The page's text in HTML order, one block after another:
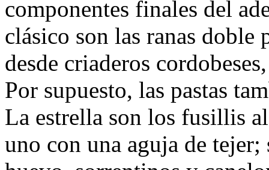
componentes finales del
clásico son las ranas doble
desde criaderos
Por supuesto, las pastas
La estrella son los fusillis
uno con una aguja de